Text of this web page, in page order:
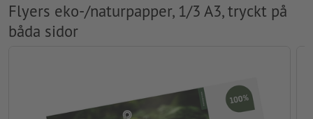
Flyers eko-/naturpapper, 1/3 A3, tryckt på
båda sidor